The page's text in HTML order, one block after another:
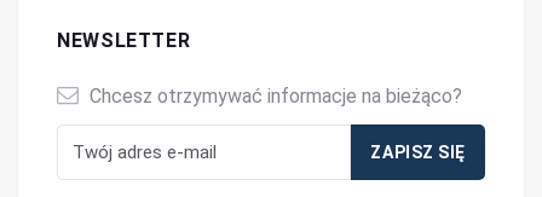
NEWSLETTER
Chcesz otrzymywać informacje na bieżąco?